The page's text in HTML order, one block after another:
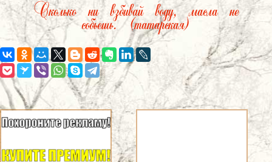
Сколько ни взбивай воду, масла не
собьешь. (татарская)